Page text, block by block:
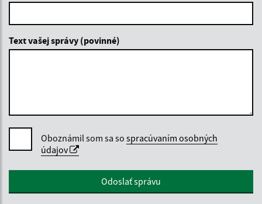
Text vašej správy (povinné)
Oboznámil som sa so spracúvaním osobných
údajov
Google reCaptcha ResponseOdoslať správu